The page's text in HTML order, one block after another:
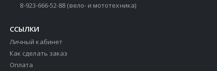
8-923-666-52-88 (вело- и мототехника)
ССЫЛКИ
Личный кабинет
Как сделать заказ
Оплата